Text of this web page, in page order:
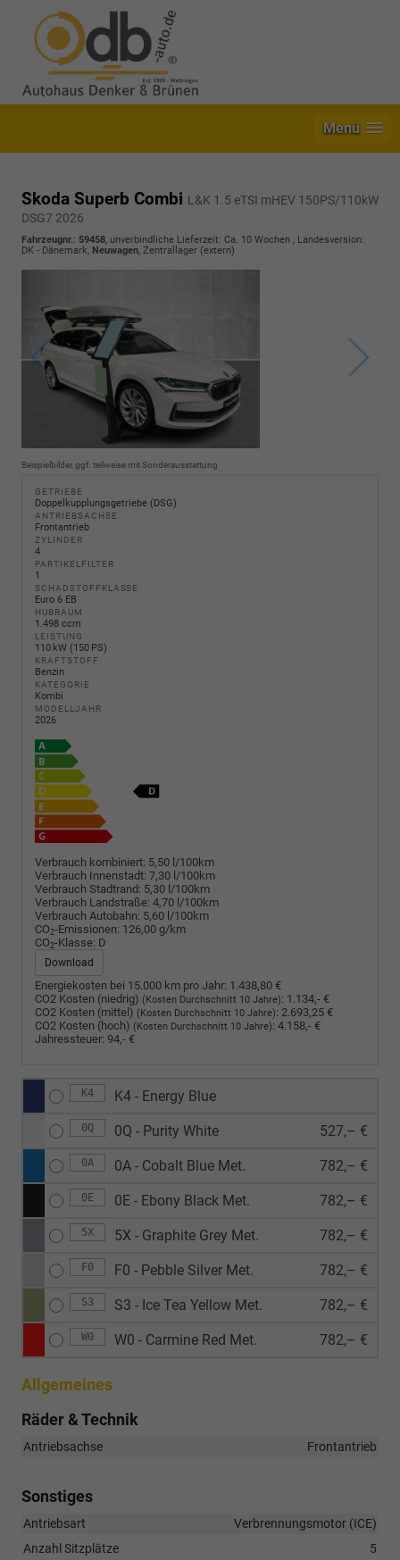
Menü
Skoda Superb Combi L&K 1.5 eTSI mHEV 150PS/110kW
DSG7 2026
Fahrzeugnr.: 59458, unverbindliche Lieferzeit: Ca. 10 Wochen , Landesversion:
DK - Dänemark, Neuwagen, Zentrallager (extern)
Beispielbilder, ggf. teilweise mit Sonderausstattung
GETRIEBE
Doppelkupplungsgetriebe (DSG)
ANTRIEBSACHSE
Frontantrieb
ZYLINDER
4
PARTIKELFILTER
1
SCHADSTOFFKLASSE
Euro 6 EB
HUBRAUM
1.498 ccm
LEISTUNG
110 kW (150 PS)
KRAFTSTOFF
Benzin
KATEGORIE
Kombi
MODELLJAHR
2026
Verbrauch kombiniert: 5,50 l/100km
Verbrauch Innenstadt: 7,30 l/100km
Verbrauch Stadtrand: 5,30 l/100km
Verbrauch Landstraße: 4,70 l/100km
Verbrauch Autobahn: 5,60 l/100km
CO2-Emissionen: 126,00 g/km
CO2-Klasse: D
Download
Energiekosten bei 15.000 km pro Jahr: 1.438,80 €
CO2 Kosten (niedrig) (Kosten Durchschnitt 10 Jahre): 1.134,- €
CO2 Kosten (mittel) (Kosten Durchschnitt 10 Jahre): 2.693,25 €
CO2 Kosten (hoch) (Kosten Durchschnitt 10 Jahre): 4.158,- €
Jahressteuer: 94,- €
K4 K4 - Energy Blue
0Q 0Q - Purity White 527,– €
0A 0A - Cobalt Blue Met. 782,– €
0E 0E - Ebony Black Met. 782,– €
5X 5X - Graphite Grey Met. 782,– €
F0 F0 - Pebble Silver Met. 782,– €
S3 S3 - Ice Tea Yellow Met. 782,– €
W0 W0 - Carmine Red Met. 782,– €
Allgemeines
Räder & Technik
Antriebsachse Frontantrieb
Sonstiges
Antriebsart
Verbrennungsmotor (ICE)
Anzahl Sitzplätze
5